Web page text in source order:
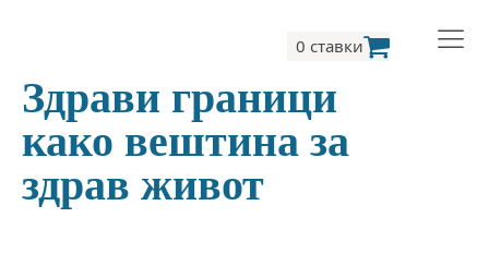
Здрави граници
како вештина за
здрав живот
0 ставки